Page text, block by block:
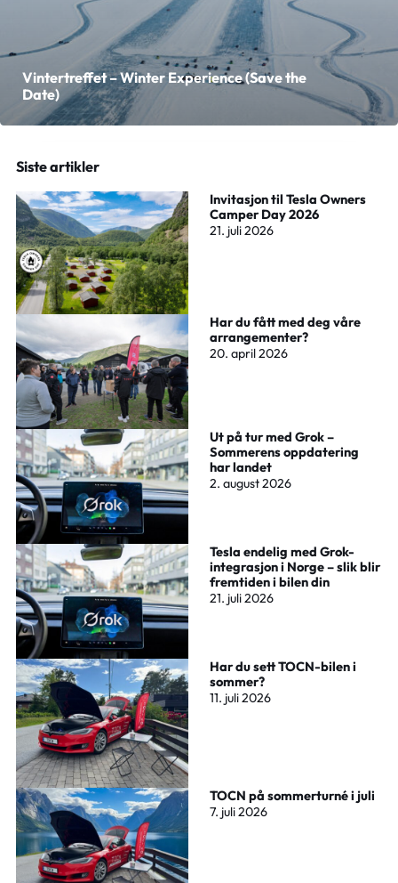
Vintertreffet – Winter Experience (Save the
Date)
Siste artikler
Invitasjon til Tesla Owners
Camper Day 2026
21. juli 2026
Har du fått med deg våre
arrangementer?
20. april 2026
Ut på tur med Grok –
Sommerens oppdatering
har landet
2. august 2026
Tesla endelig med Grok-
integrasjon i Norge – slik blir
fremtiden i bilen din
21. juli 2026
Har du sett TOCN-bilen i
sommer?
11. juli 2026
TOCN på sommerturné i juli
7. juli 2026